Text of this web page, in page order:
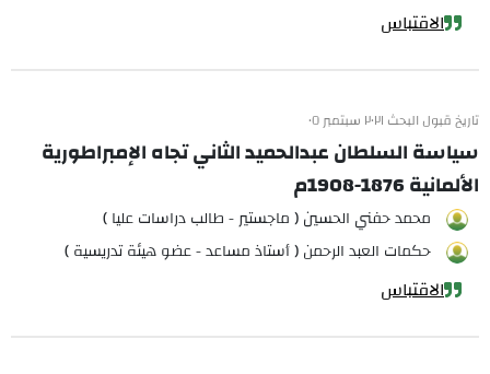
الاقتباس
تاريخ قبول البحث ٢٠٢١ سبتمبر ٠٥
سياسة السلطان عبدالحميد الثاني تجاه الإمبراطورية
الألمانية 1876-1908م
محمد حفني الحسين ( ماجستير - طالب دراسات عليا )
حكمات العبد الرحمن ( أستاذ مساعد - عضو هيئة تدريسية )
الاقتباس